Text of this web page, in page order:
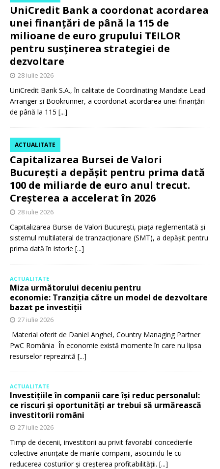
UniCredit Bank a coordonat acordarea
unei finanțări de până la 115 de
milioane de euro grupului TEILOR
pentru susținerea strategiei de
dezvoltare
28 iulie 2026
UniCredit Bank S.A., în calitate de Coordinating Mandate Lead
Arranger și Bookrunner, a coordonat acordarea unei finanțări
de până la 115 [...]
Capitalizarea Bursei de Valori
București a depășit pentru prima dată
100 de miliarde de euro anul trecut.
Creșterea a accelerat în 2026
ACTUALITATE
28 iulie 2026
Capitalizarea Bursei de Valori București, piața reglementată și
sistemul multilateral de tranzacționare (SMT), a depășit pentru
prima dată în istorie [...]
ACTUALITATE
Miza următorului deceniu pentru
economie: Tranziția către un model de dezvoltare
bazat pe investiții
27 iulie 2026
Material oferit de Daniel Anghel, Country Managing Partner
PwC România În economie există momente în care nu lipsa
resurselor reprezintă [...]
ACTUALITATE
Investițiile în companii care își reduc personalul:
ce riscuri și oportunități ar trebui să urmărească
investitorii români
27 iulie 2026
Timp de decenii, investitorii au privit favorabil concedierile
colective anunțate de marile companii, asociindu-le cu
reducerea costurilor și creșterea profitabilității. [...]